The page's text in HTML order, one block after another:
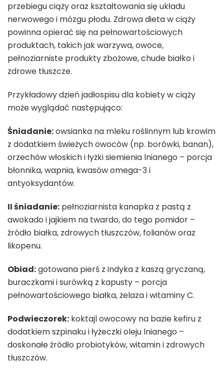
przebiegu ciąży oraz kształtowania się układu
nerwowego i mózgu płodu. Zdrowa dieta w ciąży
powinna opierać się na pełnowartościowych
produktach, takich jak warzywa, owoce,
pełnoziarniste produkty zbożowe, chude białko i
zdrowe tłuszcze.
Przykładowy dzień jadłospisu dla kobiety w ciąży
może wyglądać następująco:
Śniadanie:owsianka na mleku roślinnym lub krowim
z dodatkiem świeżych owoców (np. borówki, banan),
orzechów włoskich i łyżki siemienia lnianego – porcja
błonnika, wapnia, kwasów omega-3 i
antyoksydantów.
II śniadanie: pełnoziarnista kanapka z pastą z
awokado i jajkiem na twardo, do tego pomidor –
źródło białka, zdrowych tłuszczów, folianów oraz
likopenu.
Obiad:gotowana pierś z indyka z kaszą gryczaną,
buraczkami i surówką z kapusty – porcja
pełnowartościowego białka, żelaza i witaminy C.
Podwieczorek: koktajl owocowy na bazie kefiru z
dodatkiem szpinaku i łyżeczki oleju lnianego –
doskonałe źródło probiotyków, witamin i zdrowych
tłuszczów.